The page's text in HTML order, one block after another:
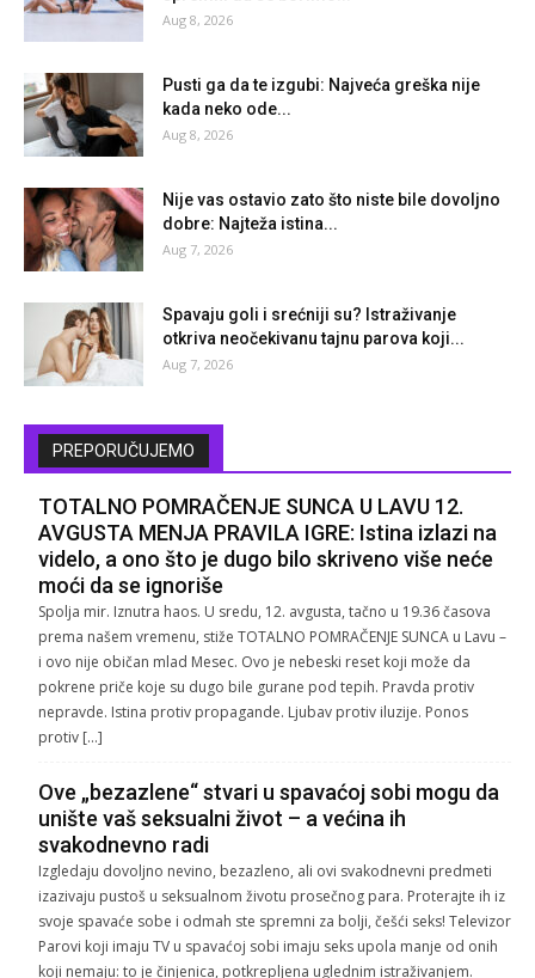
Aug 8, 2026
Pusti ga da te izgubi: Najveća greška nije
kada neko ode...
Aug 8, 2026
Nije vas ostavio zato što niste bile dovoljno
dobre: Najteža istina...
Aug 7, 2026
Spavaju goli i srećniji su? Istraživanje
otkriva neočekivanu tajnu parova koji...
Aug 7, 2026
PREPORUČUJEMO
TOTALNO POMRAČENJE SUNCA U LAVU 12.
AVGUSTA MENJA PRAVILA IGRE: Istina izlazi na
videlo, a ono što je dugo bilo skriveno više neće
moći da se ignoriše
Spolja mir. Iznutra haos. U sredu, 12. avgusta, tačno u 19.36 časova
prema našem vremenu, stiže TOTALNO POMRAČENJE SUNCA u Lavu –
i ovo nije običan mlad Mesec. Ovo je nebeski reset koji može da
pokrene priče koje su dugo bile gurane pod tepih. Pravda protiv
nepravde. Istina protiv propagande. Ljubav protiv iluzije. Ponos
protiv […]
Ove „bezazlene“ stvari u spavaćoj sobi mogu da
unište vaš seksualni život – a većina ih
svakodnevno radi
Izgledaju dovoljno nevino, bezazleno, ali ovi svakodnevni predmeti
izazivaju pustoš u seksualnom životu prosečnog para. Proterajte ih iz
svoje spavaće sobe i odmah ste spremni za bolji, češći seks! Televizor
Parovi koji imaju TV u spavaćoj sobi imaju seks upola manje od onih
koji nemaju: to je činjenica, potkrepljena uglednim istraživanjem.